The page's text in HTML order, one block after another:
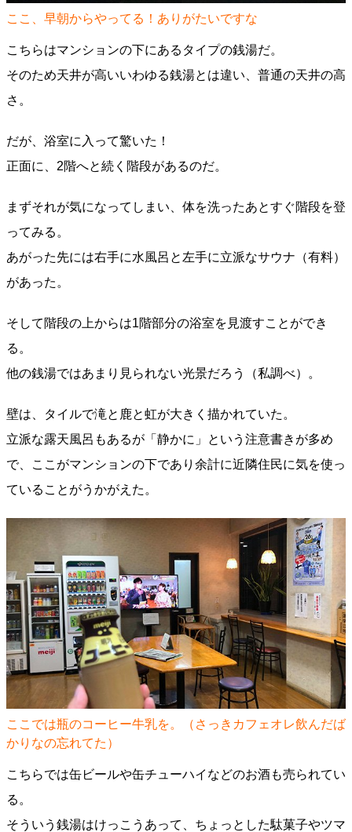
ここ、早朝からやってる！ありがたいですな
こちらはマンションの下にあるタイプの銭湯だ。
そのため天井が高いいわゆる銭湯とは違い、普通の天井の高
さ。
だが、浴室に入って驚いた！
正面に、2階へと続く階段があるのだ。
まずそれが気になってしまい、体を洗ったあとすぐ階段を登
ってみる。
あがった先には右手に水風呂と左手に立派なサウナ（有料）
があった。
そして階段の上からは1階部分の浴室を見渡すことができ
る。
他の銭湯ではあまり見られない光景だろう（私調べ）。
壁は、タイルで滝と鹿と虹が大きく描かれていた。
立派な露天風呂もあるが「静かに」という注意書きが多め
で、ここがマンションの下であり余計に近隣住民に気を使っ
ていることがうかがえた。
ここでは瓶のコーヒー牛乳を。（さっきカフェオレ飲んだば
かりなの忘れてた）
こちらでは缶ビールや缶チューハイなどのお酒も売られてい
る。
そういう銭湯はけっこうあって、ちょっとした駄菓子やツマ